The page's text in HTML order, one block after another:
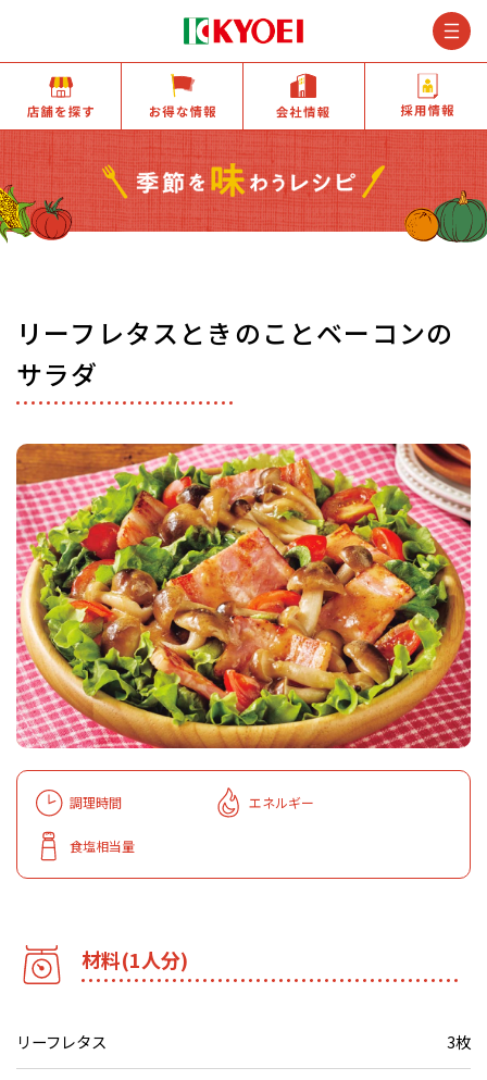
店舗を探す お得な情報 会社情報
リーフレタスときのことベーコンの
サラダ
調理時間 エネルギー
食塩相当量
材料(1人分)
リーフレタス 3枚